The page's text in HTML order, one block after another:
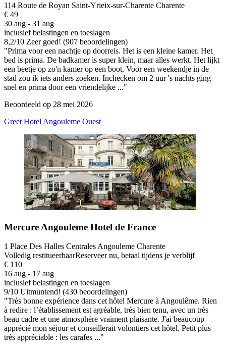
114 Route de Royan Saint-Yrieix-sur-Charente Charente
€ 49
30 aug - 31 aug
inclusief belastingen en toeslagen
8,2/10 Zeer goed! (907 beoordelingen)
"Prima voor een nachtje op doorreis. Het is een kleine kamer. Het
bed is prima. De badkamer is super klein, maar alles werkt. Het lijkt
een beetje op zo'n kamer op een boot. Voor een weekendje in de
stad zou ik iets anders zoeken. Inchecken om 2 uur 's nachts ging
snel en prima door een vriendelijke ..."
Beoordeeld op 28 mei 2026
Greet Hotel Angouleme Ouest
Mercure Angouleme Hotel de France
1 Place Des Halles Centrales Angouleme Charente
Volledig restitueerbaarReserveer nu, betaal tijdens je verblijf
€ 110
16 aug - 17 aug
inclusief belastingen en toeslagen
9/10 Uitmuntend! (430 beoordelingen)
"Très bonne expérience dans cet hôtel Mercure à Angoulême. Rien
à redire : l’établissement est agréable, très bien tenu, avec un très
beau cadre et une atmosphère vraiment plaisante. J'ai beaucoup
apprécié mon séjour et conseillerait volontiers cet hôtel. Petit plus
très appréciable : les carafes ..."